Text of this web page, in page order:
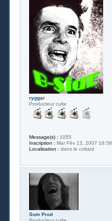
ryggar
Producteur culte
Message(s) : 1055
Inscription : Mar Fév 13, 2007 16:58
Localisation : dans le coltard
Sum Prod